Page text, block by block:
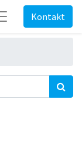
Kontakt